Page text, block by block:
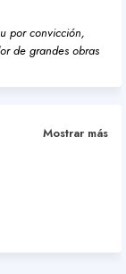
por convicción,
de grandes obras
Mostrar más